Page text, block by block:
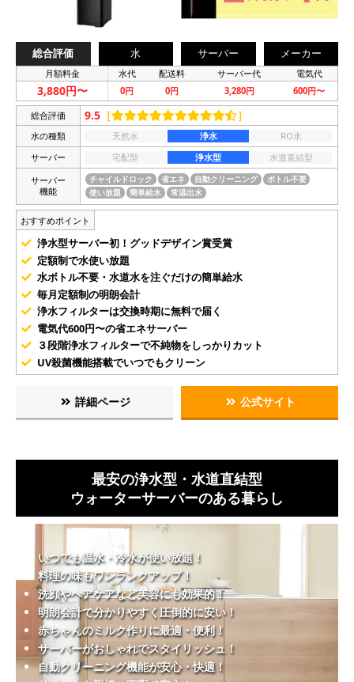
総合評価 水 サーバー メーカー
月額料金 水代 配送料 サーバー代 電気代
3,880円〜 0円 0円 3,280円 600円〜
総合評価 9.5 ［ ］
水の種類 天然水 浄水
RO水
サーバー
宅配型 浄水型
水道直結型
サーバー
機能
チャイルドロック 省エネ 自動クリーニング
ボトル不要
使い放題
簡単給水 常温出水
おすすめポイント
浄水型サーバー初！グッドデザイン賞受賞
定額制で水使い放題
水ボトル不要・水道水を注ぐだけの簡単給水
毎月定額制の明朗会計
浄水フィルターは交換時期に無料で届く
電気代600円〜の省エネサーバー
３段階浄水フィルターで不純物をしっかりカット
UV殺菌機能搭載でいつでもクリーン
詳細ページ 公式サイト
最安の浄水型・水道直結型
ウォーターサーバーのある暮らし
いつでも温水・冷水が使い放題！
料理の味もワンランクアップ！
洗顔やヘアケアなど美容にも効果的！
明朗会計で分かりやすく圧倒的に安い！
赤ちゃんのミルク作りに最適・便利！
サーバーがおしゃれでスタイリッシュ！
自動クリーニング機能が安心・快適！